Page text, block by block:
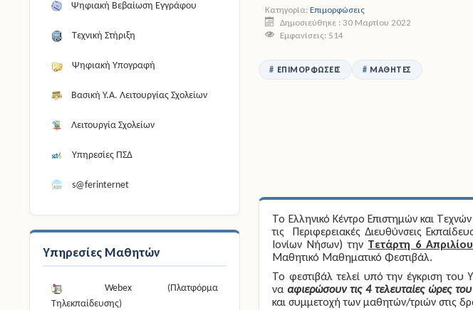
Ψηφιακή Βεβαίωση Εγγράφου
Τεχνική Στήριξη
Ψηφιακή Υπογραφή
Βασική Υ.Α. Λειτουργίας Σχολείων
Λειτουργία Σχολείων
Υπηρεσίες ΠΣΔ
s@ferinternet
Υπηρεσίες Μαθητών
Webex (Πλατφόρμα
Τηλεκπαίδευσης)
Κατηγορία:Επιμορφώσεις
Δημοσιεύθηκε : 30 Μαρτίου 2022
Εμφανίσεις: 514
ΕΠΙΜΟΡΦΏΣΕΙΣ ΜΑΘΗΤΈΣ
Το Ελληνικό Κέντρο Επιστημών και
τις Περιφερειακές Διευθύνσεις
Ιονίων Νήσων) την Τετάρτη 6
Μαθητικό Μαθηματικό Φεστιβάλ.
Το φεστιβάλ τελεί υπό την έγκριση
νααφιερώσουν τις 4 τελευταίες ώρες
και συμμετοχή των μαθητών/τριών στις